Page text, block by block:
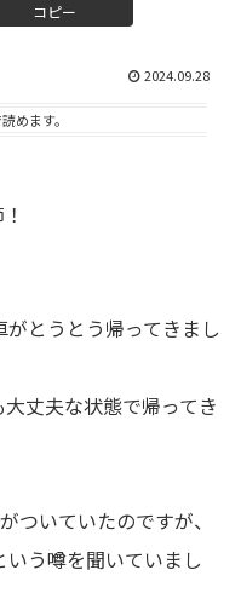
コピー
2024.09.28
めます。
とうとう帰ってきまし
丈夫な状態で帰ってき
ついていたのですが、
う噂を聞いていまし